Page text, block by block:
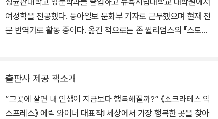
여성학을 전공했다. 동아일보 문화부 기자로 근무했으며 현재 전
문 번역가로 활동 중이다. 옮긴 책으로는 존 윌리엄스의 『스토
존 스타인벡의 『분노의 포도』 등이 있다.
출판사 제공 책소개
“그곳에 살면 내 인생이 지금보다 행복해질까?” 《소크라테스 익
스프레스》 에릭 와이너 대표작! 세상에서 가장 행복한 곳을 찾아